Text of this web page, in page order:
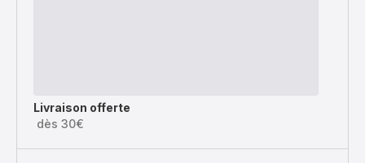
Livraison offerte
dès 30€